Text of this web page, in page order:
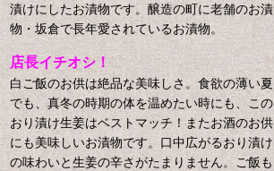
漬けにしたお漬物です。 醸造の町に老舗のお漬
物・坂倉で長年愛されているお漬物。
店長イチオシ！
白ご飯のお供は絶品な美味しさ。食欲の薄い夏
でも、真冬の時期の体を温めたい時にも、この
おり漬け生姜はベストマッチ！またお酒のお供
にも美味しいお漬物です。口中広がるおり漬け
の味わいと生姜の辛さがたまりません。ご飯も